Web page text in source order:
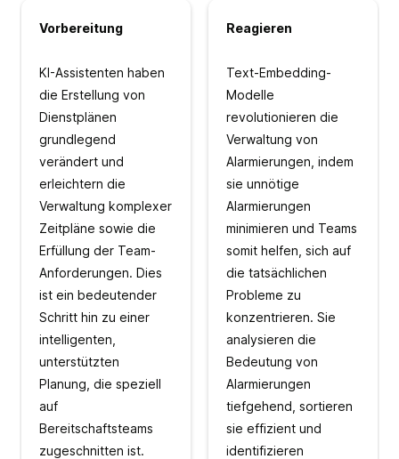
Vorbereitung
KI-Assistenten haben
die Erstellung von
Dienstplänen
grundlegend
verändert und
erleichtern die
Verwaltung komplexer
Zeitpläne sowie die
Erfüllung der Team-
Anforderungen. Dies
ist ein bedeutender
Schritt hin zu einer
intelligenten,
unterstützten
Planung, die speziell
auf
Bereitschaftsteams
zugeschnitten ist.
Reagieren
Text-Embedding-
Modelle
revolutionieren die
Verwaltung von
Alarmierungen, indem
sie unnötige
Alarmierungen
minimieren und Teams
somit helfen, sich auf
die tatsächlichen
Probleme zu
konzentrieren. Sie
analysieren die
Bedeutung von
Alarmierungen
tiefgehend, sortieren
sie effizient und
identifizieren